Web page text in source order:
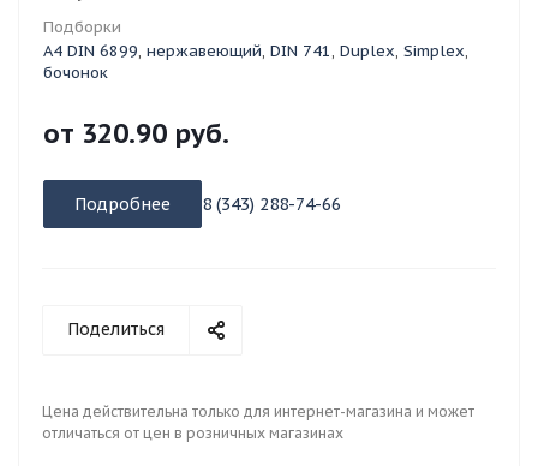
Подборки
А4 DIN 6899, нержавеющий, DIN 741, Duplex, Simplex,
бочонок
от 320.90 руб.
Подробнее 8 (343) 288-74-66
Поделиться
Цена действительна только для интернет-магазина и может
отличаться от цен в розничных магазинах